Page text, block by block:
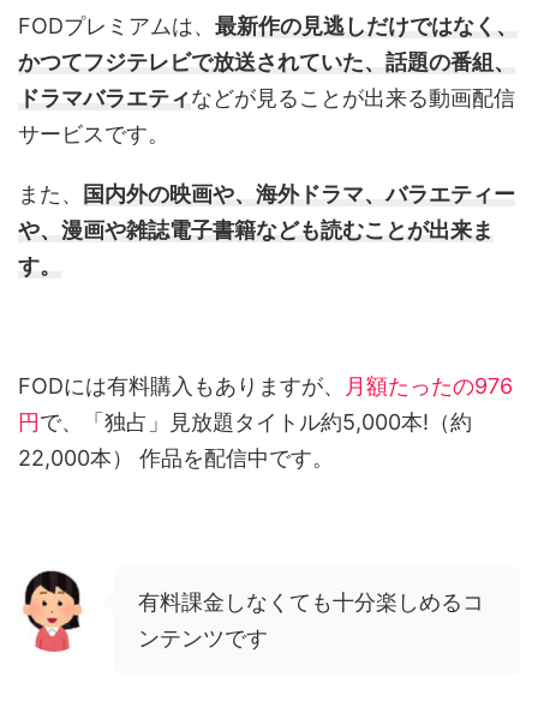
FODプレミアムは、 最新作の見逃しだけではなく、
かつてフジテレビで放送されていた、話題の番組、
ドラマバラエティなどが見ることが出来る動画配信
サービスです。
また、
国内外の映画や、海外ドラマ、バラエティー
や、漫画や雑誌電子書籍なども読むことが出来ま
す。
FODには有料購入もありますが、
月額たったの976
円で、「独占」見放題タイトル約5,000本!（約
22,000本） 作品を配信中です。
有料課金しなくても十分楽しめるコ
ンテンツです